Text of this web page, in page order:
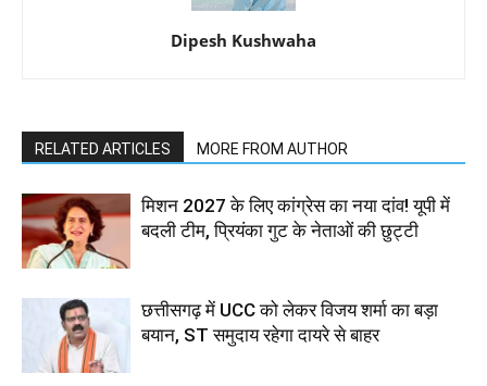
Dipesh Kushwaha
RELATED ARTICLES MORE FROM AUTHOR
मिशन 2027 के लिए कांग्रेस का नया दांव! यूपी में
बदली टीम, प्रियंका गुट के नेताओं की छुट्टी
छत्तीसगढ़ में UCC को लेकर विजय शर्मा का बड़ा
बयान, ST समुदाय रहेगा दायरे से बाहर